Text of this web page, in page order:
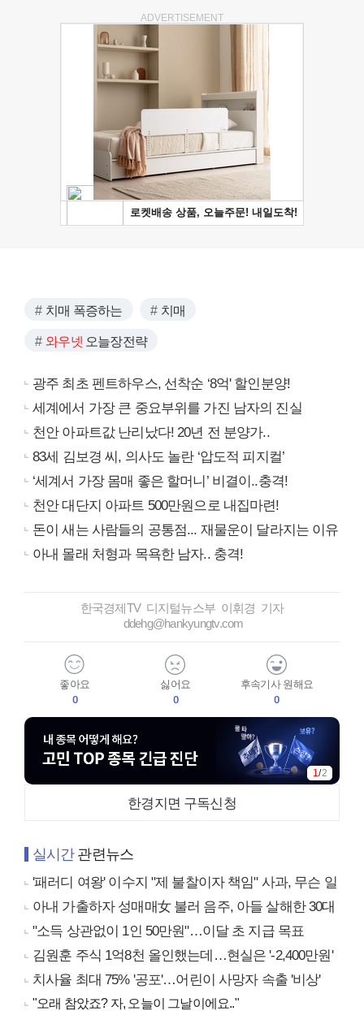
ADVERTISEMENT
치매 폭증하는 치매
와우넷 오늘장전략
광주 최초 펜트하우스, 선착순 ‘8억' 할인분양!
세계에서 가장 큰 중요부위를 가진 남자의 진실
천안 아파트값 난리났다! 20년 전 분양가..
83세 김보경 씨, 의사도 놀란 ‘압도적 피지컬’
‘세계서 가장 몸매 좋은 할머니’ 비결이..충격!
천안 대단지 아파트 500만원으로 내집마련!
돈이 새는 사람들의 공통점... 재물운이 달라지는 이유
아내 몰래 처형과 목욕한 남자.. 충격!
한국경제TV 디지털뉴스부 이휘경 기자
ddehg@hankyungtv.com
좋아요
0
싫어요
0
후속기사 원해요
0
1/2
한경지면 구독신청
실시간관련뉴스
'패러디 여왕' 이수지 "제 불찰이자 책임" 사과, 무슨 일
아내 가출하자 성매매女 불러 음주, 아들 살해한 30대
"소득 상관없이 1인 50만원"…이달 초 지급 목표
김원훈 주식 1억8천 올인했는데…현실은 '-2,400만원'
치사율 최대 75% '공포'…어린이 사망자 속출 '비상'
"오래 참았죠? 자, 오늘이 그날이에요.."